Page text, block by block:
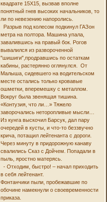
квадрате 15Х15, вызвав вполне
понятный гнев высоких начальников, то
ли по невезению напоролись.
Разрыв под колесом подкинул ГАЗон
метра на полтора. Машина упала,
завалившись на правый бок. Рогов
вывалился из развороченной
"шишиги",продравшись по остаткам
кабины, растерянно оглянулся. От
Малыша, сидевшего на водительском
месте остались только кровавые
ошметки, вперемешку с металлом.
Вокруг была звенящая тишина.
«Контузия, что ли…» Тяжело
заворочались неторопливые мысли…
Из кунга выскочил Барсук, дал пару
очередей в кусты, и что-то беззвучно
крича, потащил лейтенанта с дороги.
Через минуту в придорожную канаву
свалились Сказ с Дойчем. Попадали в
пыль, яростно матерясь.
- Отходим, быстро! – начал приходить
в себя лейтенант.
Фонтанчики пыли, пробежавшие по
обочине намекнули о своевременности
приказа.